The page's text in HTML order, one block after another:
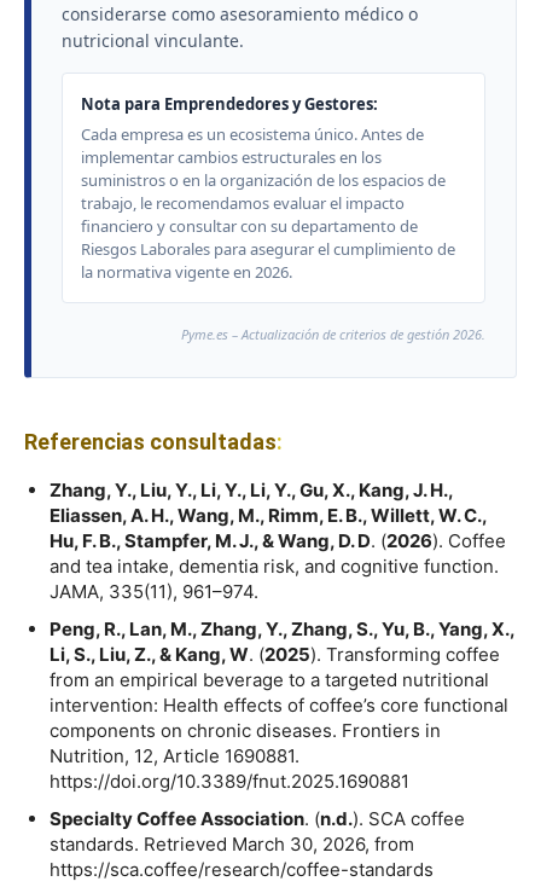
considerarse como asesoramiento médico o
nutricional vinculante.
Nota para Emprendedores y Gestores:
Cada empresa es un ecosistema único. Antes de
implementar cambios estructurales en los
suministros o en la organización de los espacios de
trabajo, le recomendamos evaluar el impacto
financiero y consultar con su departamento de
Riesgos Laborales para asegurar el cumplimiento de
la normativa vigente en 2026.
Pyme.es – Actualización de criterios de gestión 2026.
Referencias consultadas:
Zhang, Y., Liu, Y., Li, Y., Li, Y., Gu, X., Kang, J. H.,
Eliassen, A. H., Wang, M., Rimm, E. B., Willett, W. C.,
Hu, F. B., Stampfer, M. J., & Wang, D. D. (2026). Coffee
and tea intake, dementia risk, and cognitive function.
JAMA, 335(11), 961–974.
Peng, R., Lan, M., Zhang, Y., Zhang, S., Yu, B., Yang, X.,
Li, S., Liu, Z., & Kang, W. (2025). Transforming coffee
from an empirical beverage to a targeted nutritional
intervention: Health effects of coffee’s core functional
components on chronic diseases. Frontiers in
Nutrition, 12, Article 1690881.
https://doi.org/10.3389/fnut.2025.1690881
Specialty Coffee Association. (n.d.). SCA coffee
standards. Retrieved March 30, 2026, from
https://sca.coffee/research/coffee-standards